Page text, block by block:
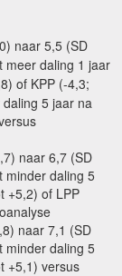
naar 5,5 (SD
meer daling 1 jaar
of KPP (-4,3;
5 jaar na
naar 6,7 (SD
minder daling 5
+5,2) of LPP
naar 7,1 (SD
minder daling 5
+5,1) versus